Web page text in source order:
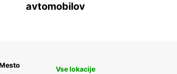
avtomobilov
Vse lokacije